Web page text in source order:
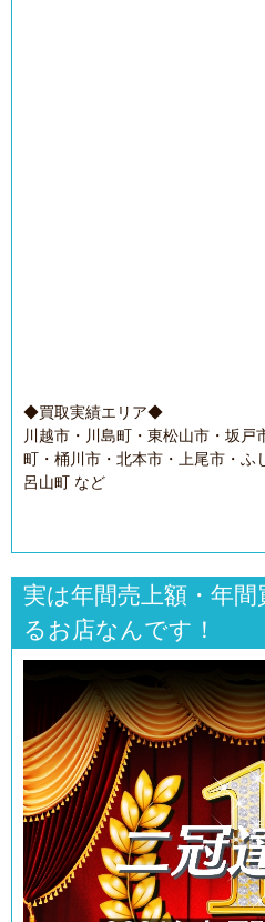
◆買取実績エリア◆
川越市・川島町・東松山市・坂戸
町・桶川市・北本市・上尾市・ふ
呂山町 など
実は年間売上額・年
るお店なんです！